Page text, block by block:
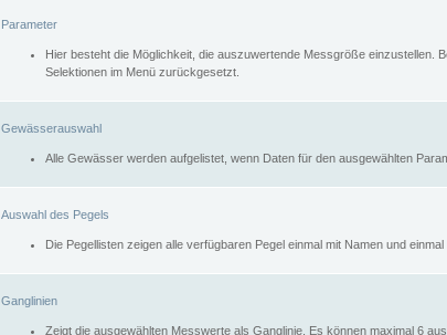
Parameter
Hier besteht die Möglichkeit, die auszuwertende Messgröße einzustellen.
Selektionen im Menü zurückgesetzt.
Gewässerauswahl
Alle Gewässer werden aufgelistet, wenn Daten für den ausgewählten
Auswahl des Pegels
Die Pegellisten zeigen alle verfügbaren Pegel einmal mit Namen und einmal
Ganglinien
Zeigt die ausgewählten Messwerte als Ganglinie. Es können maximal 6